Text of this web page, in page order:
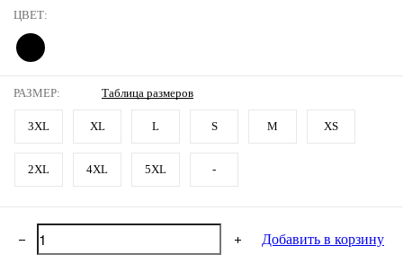
ЦВЕТ:
РАЗМЕР: Таблица размеров
3XL XL L S M XS
2XL 4XL 5XL -
Добавить в корзину